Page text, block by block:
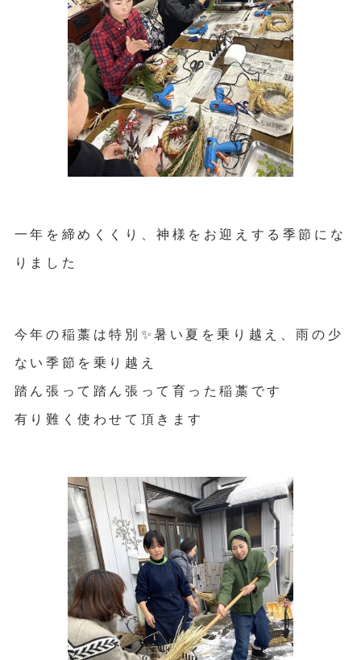
一年を締めくくり、神様をお迎えする季節にな
りました
今年の稲藁は特別✨暑い夏を乗り越え、雨の少
ない季節を乗り越え
踏ん張って踏ん張って育った稲藁です
有り難く使わせて頂きます